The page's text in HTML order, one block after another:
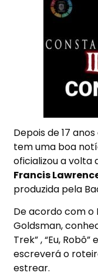
Depois de 17
tem uma boa
oficializou a volta
Francis
produzida pela
De acordo com o
Goldsman,
Trek” , “Eu,
escreverá o
estrear.